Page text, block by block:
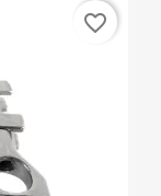
favorite_border